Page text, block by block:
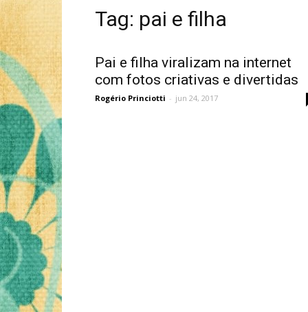
Tag: pai e filha
Pai e filha viralizam na internet
com fotos criativas e divertidas
Rogério Princiotti - jun 24, 2017